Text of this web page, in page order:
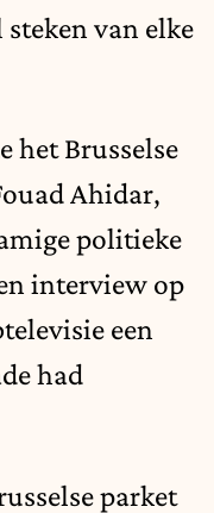
van elke
het Brusselse
Ahidar,
politieke
interview op
een
had
parket